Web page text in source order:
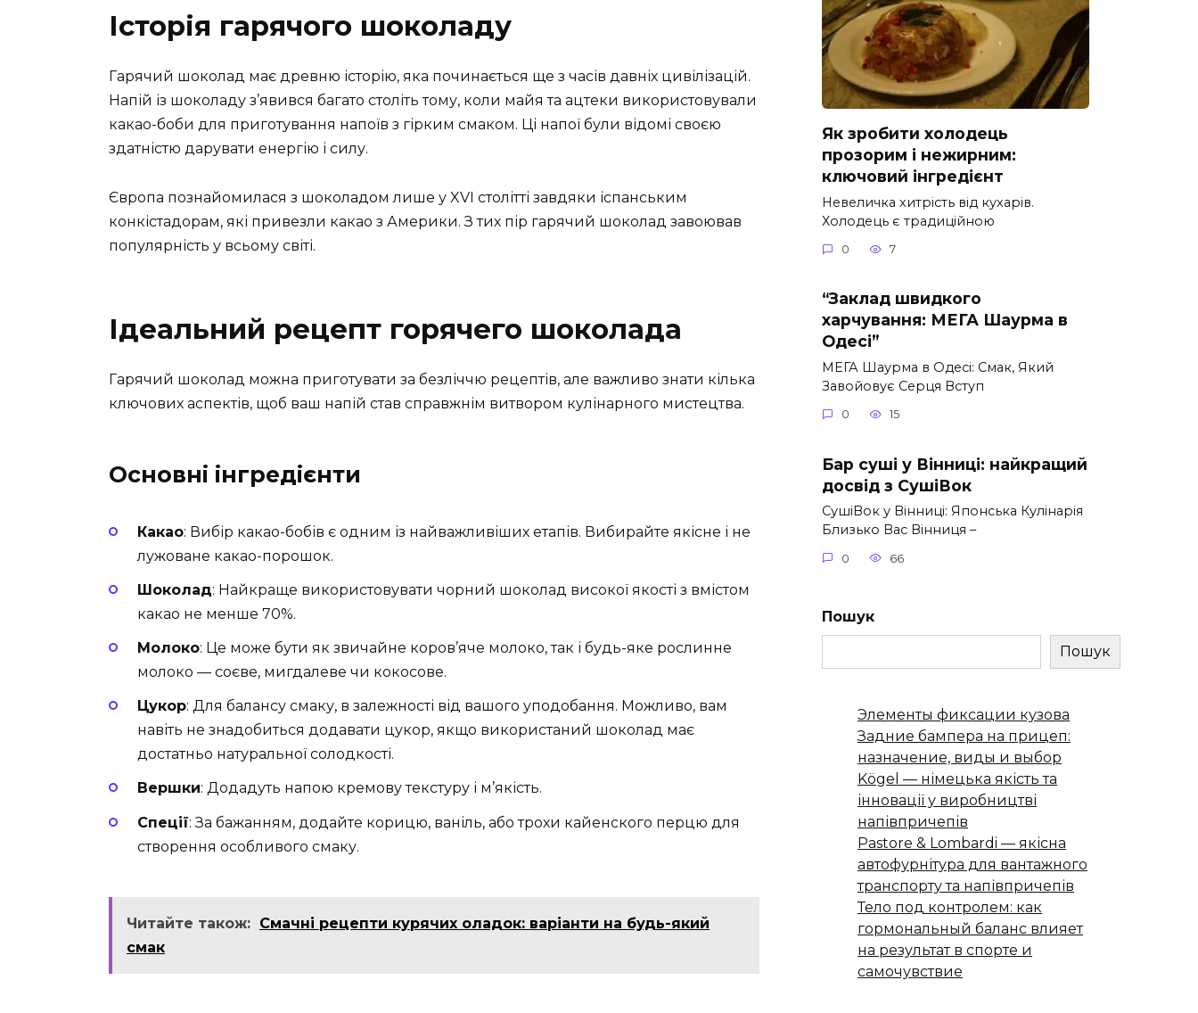
Історія гарячого шоколаду
Гарячий шоколад має древню історію, яка починається ще з часів давніх цивілізацій.
Напій із шоколаду з’явився багато століть тому, коли майя та ацтеки використовували
какао-боби для приготування напоїв з гірким смаком. Ці напої були відомі своєю
здатністю дарувати енергію і силу.
Європа познайомилася з шоколадом лише у XVI столітті завдяки іспанським
конкістадорам, які привезли какао з Америки. З тих пір гарячий шоколад завоював
популярність у всьому світі.
Ідеальний рецепт горячего шоколада
Гарячий шоколад можна приготувати за безліччю рецептів, але важливо знати кілька
ключових аспектів, щоб ваш напій став справжнім витвором кулінарного мистецтва.
Основні інгредієнти
Какао: Вибір какао-бобів є одним із найважливіших етапів. Вибирайте якісне і не
лужоване какао-порошок.
Шоколад: Найкраще використовувати чорний шоколад високої якості з вмістом
какао не менше 70%.
Молоко: Це може бути як звичайне коров’яче молоко, так і будь-яке рослинне
молоко — соєве, мигдалеве чи кокосове.
Цукор: Для балансу смаку, в залежності від вашого уподобання. Можливо, вам
навіть не знадобиться додавати цукор, якщо використаний шоколад має
достатньо натуральної солодкості.
Вершки: Додадуть напою кремову текстуру і м’якість.
Спеції: За бажанням, додайте корицю, ваніль, або трохи кайенского перцю для
створення особливого смаку.
Читайте також: Смачні рецепти курячих оладок: варіанти на будь-який
смак
Як зробити холодець
прозорим і нежирним:
ключовий інгредієнт
Невеличка хитрість від кухарів.
Холодець є традиційною
0 7
“Заклад швидкого
харчування: МЕГА Шаурма в
Одесі”
МЕГА Шаурма в Одесі: Смак, Який
Завойовує Серця Вступ
0 15
Бар суші у Вінниці: найкращий
досвід з СушіВок
СушіВок у Вінниці: Японська Кулінарія
Близько Вас Вінниця –
0 66
Пошук
Пошук
Элементы фиксации кузова
Задние бампера на прицеп:
назначение, виды и выбор
Kögel — німецька якість та
інновації у виробництві
напівпричепів
Pastore & Lombardi — якісна
автофурнітура для вантажного
транспорту та напівпричепів
Тело под контролем: как
гормональный баланс влияет
на результат в спорте и
самочувствие